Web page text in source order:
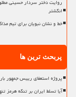
روایت دختر سردار حسینی
انگشتر
خط و نشان نبویان برای تیم
پربحث ترین ها
پروژه استعفای رییس جمهور
آیا تسلط ایران بر تنگه هرمز